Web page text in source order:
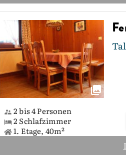
2 bis 4 Personen
2 Schlafzimmer
1. Etage, 40m²